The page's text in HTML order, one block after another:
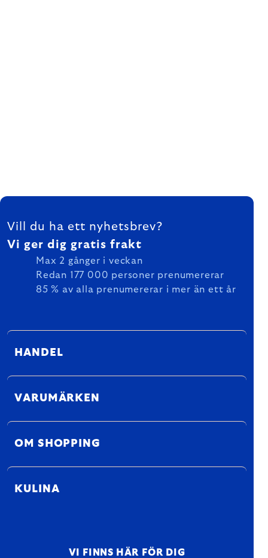
FOOTER
Vill du ha ett nyhetsbrev?
Vi ger dig gratis frakt
Max 2 gånger i veckan
Redan 177 000 personer prenumererar
85 % av alla prenumererar i mer än ett år
HANDEL
VARUMÄRKEN
OM SHOPPING
KULINA
VI FINNS HÄR FÖR DIG